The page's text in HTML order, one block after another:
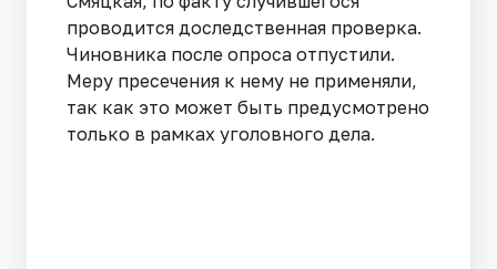
проводится доследственная проверка.
Чиновника после опроса отпустили.
Меру пресечения к нему не применяли,
так как это может быть предусмотрено
только в рамках уголовного дела.